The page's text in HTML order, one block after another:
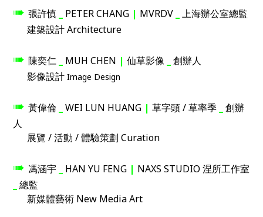
➠張許慎 PETER CHANG | MVRDV
上海辦公室總監
建築設計 Architecture
➠陳奕仁 MUH CHEN | 仙草影像
創辦人
影像設計 Image Design
➠黃偉倫 WEI LUN HUANG | 草字頭 / 草率季
創辦
人
展覽 / 活動 / 體驗策劃 Curation
➠ 馮涵宇 HAN YU FENG | NAXS STUDIO 涅所工作室
總監
新媒體藝術 New Media Art